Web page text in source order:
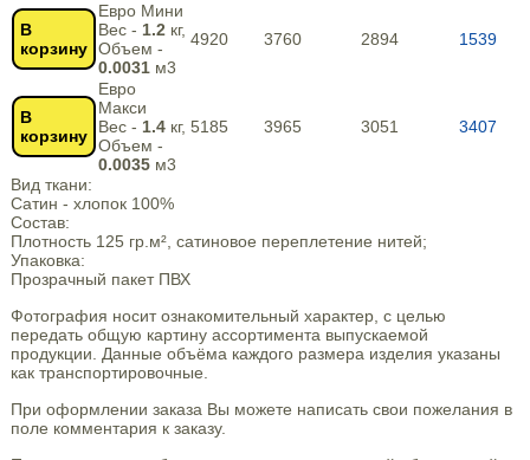
В
корзину
Евро Мини
Вес - 1.2 кг,
Объем -
0.0031м3
4920 3760 2894 1539
В
корзину
Евро
Макси
Вес - 1.4кг,
Объем -
0.0035м3
5185 3965 3051 3407
Вид ткани:
Сатин - хлопок 100%
Состав:
Плотность 125 гр.м², сатиновое переплетение нитей;
Упаковка:
Прозрачный пакет ПВХ
Фотография носит ознакомительный характер, с целью
передать общую картину ассортимента выпускаемой
продукции. Данные объёма каждого размера изделия указаны
как транспортировочные.
При оформлении заказа Вы можете написать свои пожелания в
поле комментария к заказу.